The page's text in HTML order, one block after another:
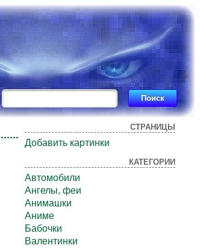
СТРАНИЦЫ
Добавить картинки
КАТЕГОРИИ
Автомобили
Ангелы, феи
Анимашки
Аниме
Бабочки
Валентинки